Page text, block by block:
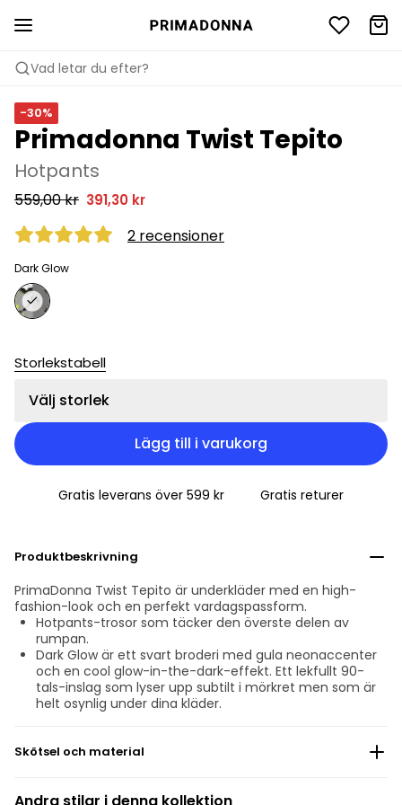
Vad letar du efter?
-30%
Primadonna Twist Tepito
Hotpants
559,00 kr 391,30 kr
2 recensioner
Dark Glow
Storlekstabell
Välj storlek
Lägg till i varukorg
Gratis leverans över 599 kr Gratis returer
Produktbeskrivning
PrimaDonna Twist Tepito är underkläder med en high-
fashion-look och en perfekt vardagspassform.
Hotpants-trosor som täcker den överste delen av
rumpan.
Dark Glow är ett svart broderi med gula neonaccenter
och en cool glow-in-the-dark-effekt. Ett lekfullt 90-
tals-inslag som lyser upp subtilt i mörkret men som är
helt osynlig under dina kläder.
Skötsel och material